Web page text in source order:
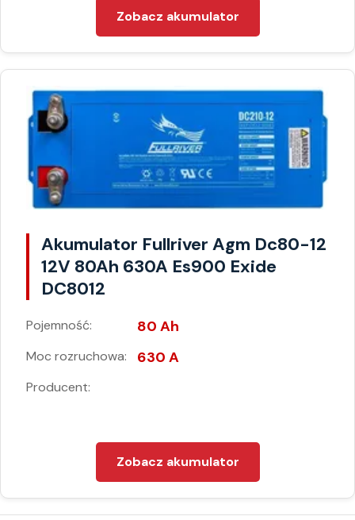
Zobacz akumulator
Akumulator Fullriver Agm Dc80-12
12V 80Ah 630A Es900 Exide
DC8012
Pojemność: 80 Ah
Moc rozruchowa: 630 A
Producent:
Zobacz akumulator